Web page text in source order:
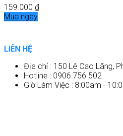
159.000 ₫
Mua ngay
LIÊN HỆ
Địa chỉ : 150 Lê Cao Lãng,
Hotline : 0906 756 502
Giờ Làm Việc : 8:00am -